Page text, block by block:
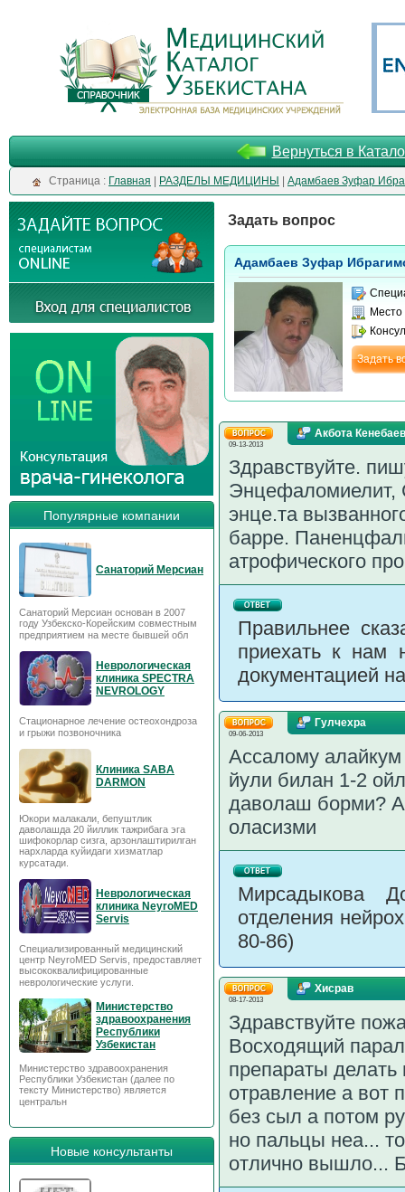
Вернуться в
Cтраница : Главная РАЗДЕЛЫ МЕДИЦИНЫ Адамбаев Зуфар
Популярные компании
Санаторий Мерсиан
Санаторий Мерсиан основан в 2007
году Узбекско-Корейским совместным
предприятием на месте бывшей обл
Неврологическая
клиника SPECTRA
NEVROLOGY
Стационарное лечение остеохондроза
и грыжи позвоночника
Клиника SABA
DARMON
Юкори малакали, бепуштлик
даволашда 20 йиллик тажрибага эга
шифокорлар сизга, арзонлаштирилган
нархларда куйидаги хизматлар
курсатади.
Неврологическая
клиника NeyroMED
Servis
Специализированный медицинский
центр NeyroMED Servis, предоставляет
высококвалифицированные
неврологические услуги.
Министерство
здравоохранения
Республики
Узбекистан
Министерство здравоохранения
Республики Узбекистан (далее по
тексту Министерство) является
центральн
Новые консультанты
Задать вопрос
Адамбаев Зуфар
Задать
09-13-2013
Акбота
Здравствуйте.
Энцефаломиелит,
энце.та
барре.
атрофического
Правильнее
приехать к
документацией
09-06-2013
Гулчехра
Ассалому
йули билан 1-2
даволаш борми?
оласизми
Мирсадыкова
отделения
80-86)
08-17-2013
Хисрав
Здравствуйте
Восходящий
препараты
отравление а вот
без сыл а потом
но пальцы неа...
отлично вышло...